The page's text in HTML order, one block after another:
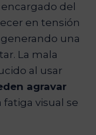
encargado del
en tensión
una
La mala
al usar
agravar
fatiga visual se